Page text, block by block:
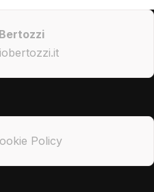
Policy